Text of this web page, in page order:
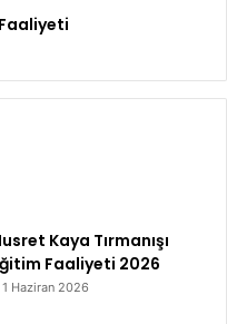
Kaya Tırmanışı
Faaliyeti 2026
1 Haziran 2026